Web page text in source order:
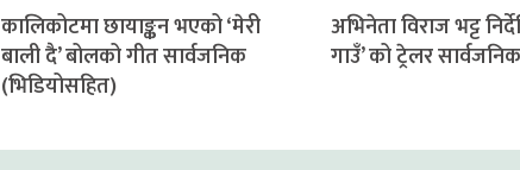
कालिकोटमा छायाङ्कन भएको ‘मेरी
बाली दै’ बोलको गीत सार्वजनिक
(भिडियोसहित)
अभिनेता विराज भट्ट
गाउँ’ को ट्रेलर सार्वजनिक